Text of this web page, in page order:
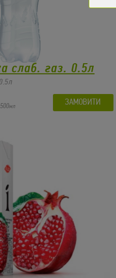
слаб. газ. 0.5л
500мл ЗАМОВИТИ